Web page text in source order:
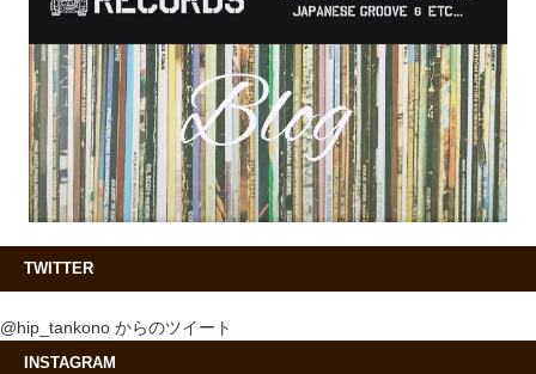
TWITTER
@hip_tankono からのツイート
INSTAGRAM